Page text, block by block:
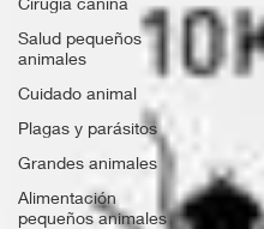
Salud pequeños
animales
Cuidado animal
Plagas y parásitos
Grandes animales
Alimentación
pequeños animales